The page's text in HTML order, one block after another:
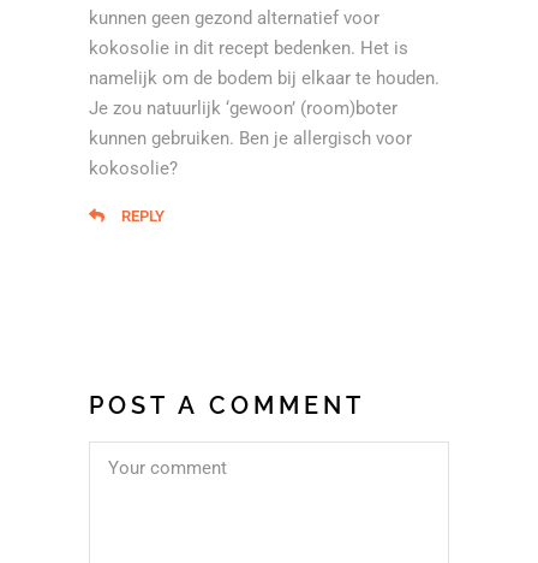
kunnen geen gezond alternatief voor
kokosolie in dit recept bedenken. Het is
namelijk om de bodem bij elkaar te houden.
Je zou natuurlijk ‘gewoon’ (room)boter
kunnen gebruiken. Ben je allergisch voor
kokosolie?
REPLY
POST A COMMENT